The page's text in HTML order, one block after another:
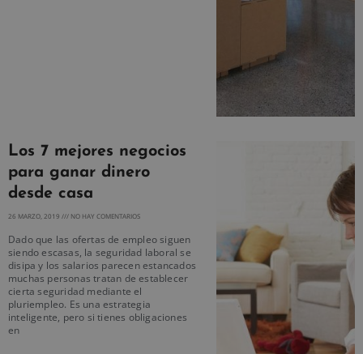
Los 7 mejores negocios
para ganar dinero
desde casa
26 MARZO, 2019 NO HAY COMENTARIOS
Dado que las ofertas de empleo siguen
siendo escasas, la seguridad laboral se
disipa y los salarios parecen estancados
muchas personas tratan de establecer
cierta seguridad mediante el
pluriempleo. Es una estrategia
inteligente, pero si tienes obligaciones
en